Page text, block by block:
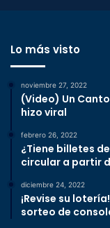
Lo más visto
noviembre 27, 2022
(Video) Un
hizo viral
febrero 26, 2022
¿Tiene billetes
circular a partir
diciembre 24, 2022
¡Revise su
sorteo de